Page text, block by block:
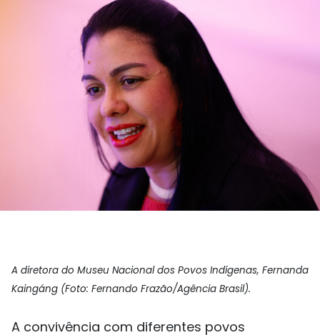
A diretora do Museu Nacional dos Povos Indígenas, Fernanda
Kaingáng (Foto: Fernando Frazão/Agência Brasil).
A convivência com diferentes povos